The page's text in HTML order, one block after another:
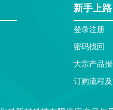
新手上路
登录注册
密码找回
大宗产品
订购流程